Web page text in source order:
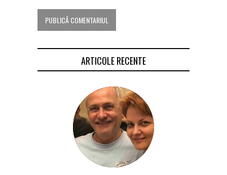
ARTICOLE RECENTE